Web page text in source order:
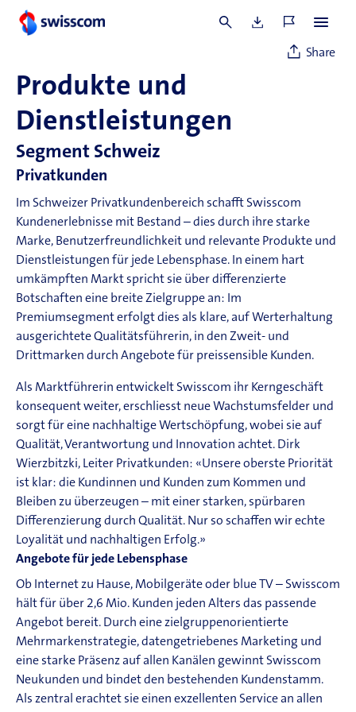
Informationen zu Diversität finden sich im Kapitel
Nachhaltigkeitsberichterstattung
Produkte und
Dienstleistungen
Share
Segment Schweiz
Privatkunden
Im Schweizer Privatkundenbereich schafft Swisscom
Kundenerlebnisse mit Bestand – dies durch ihre starke
Marke, Benutzerfreundlichkeit und relevante Produkte und
Dienstleistungen für jede Lebensphase. In einem hart
umkämpften Markt spricht sie über differenzierte
Botschaften eine breite Zielgruppe an: Im
Premiumsegment erfolgt dies als klare, auf Werterhaltung
ausgerichtete Qualitätsführerin, in den Zweit- und
Drittmarken durch Angebote für preissensible Kunden.
Als Marktführerin entwickelt Swisscom ihr Kerngeschäft
konsequent weiter, erschliesst neue Wachstumsfelder und
sorgt für eine nachhaltige Wertschöpfung, wobei sie auf
Qualität, Verantwortung und Innovation achtet. Dirk
Wierzbitzki, Leiter Privatkunden: «Unsere oberste Priorität
ist klar: die Kundinnen und Kunden zum Kommen und
Bleiben zu überzeugen – mit einer starken, spürbaren
Differenzierung durch Qualität. Nur so schaffen wir echte
Loyalität und nachhaltigen Erfolg.»
Angebote für jede Lebensphase
Ob Internet zu Hause, Mobilgeräte oder blue TV – Swisscom
hält für über 2,6 Mio. Kunden jeden Alters das passende
Angebot bereit. Durch eine zielgruppenorientierte
Mehrmarkenstrategie, datengetriebenes Marketing und
eine starke Präsenz auf allen Kanälen gewinnt Swisscom
Neukunden und bindet den bestehenden Kundenstamm.
Als zentral erachtet sie einen exzellenten Service an allen